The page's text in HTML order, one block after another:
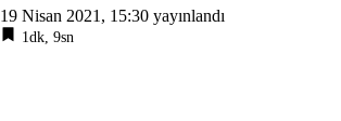
19 Nisan 2021, 15:30 yayınlandı
1dk, 9sn